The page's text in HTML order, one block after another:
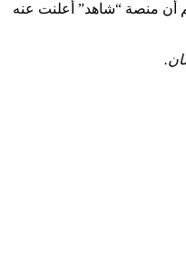
أن منصة “شاهد” أعلنت عنه